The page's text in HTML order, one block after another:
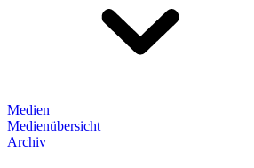
Medien
Medienübersicht
Archiv